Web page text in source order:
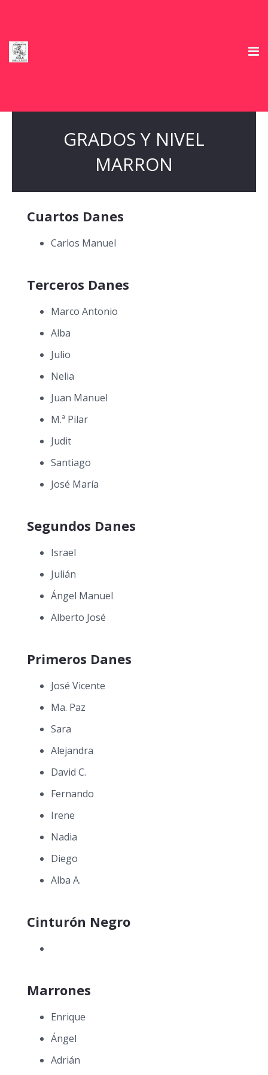
GRADOS Y NIVEL
MARRON
Cuartos Danes
Carlos Manuel
Terceros Danes
Marco Antonio
Alba
Julio
Nelia
Juan Manuel
M.ª Pilar
Judit
Santiago
José María
Segundos Danes
Israel
Julián
Ángel Manuel
Alberto José
Primeros Danes
José Vicente
Ma. Paz
Sara
Alejandra
David C.
Fernando
Irene
Nadia
Diego
Alba A.
Cinturón Negro
Marrones
Enrique
Ángel
Adrián